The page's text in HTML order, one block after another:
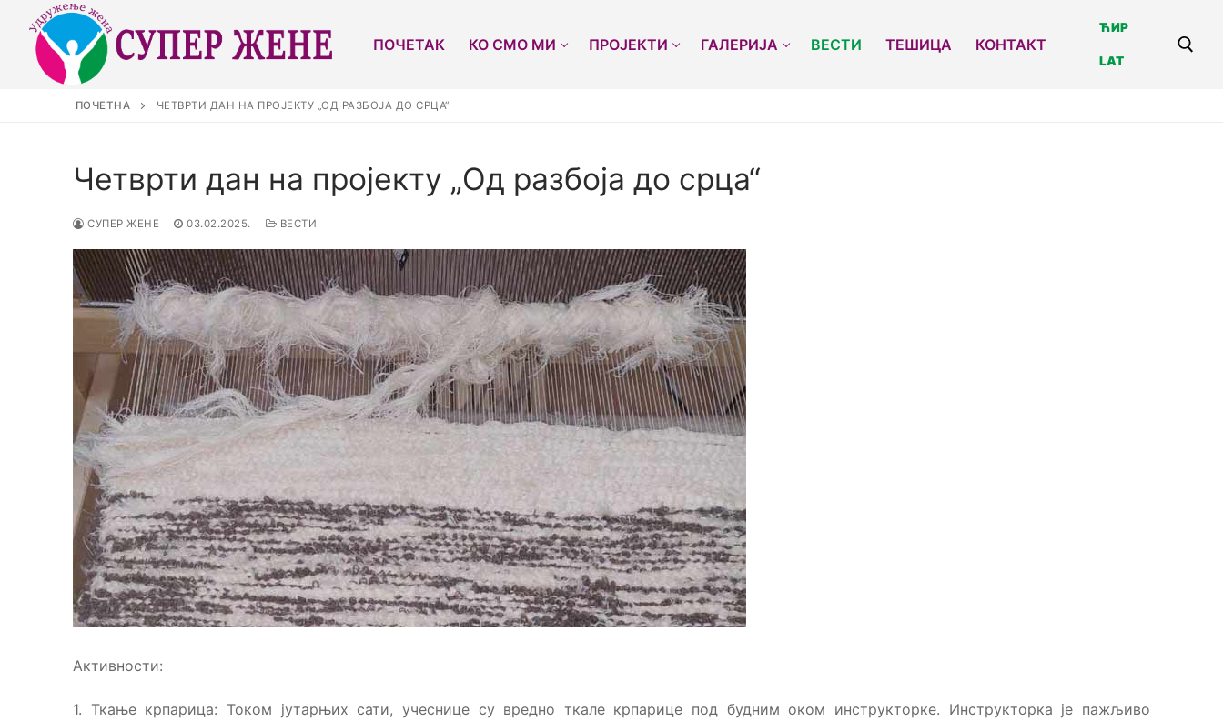
ПОЧЕТАК КО СМО МИ ПРОЈЕКТИ ГАЛЕРИЈА ВЕСТИ ТЕШИЦА КОНТАКТ
ЋИР
LAT
ПОЧЕТНА ЧЕТВРТИ ДАН НА ПРОЈЕКТУ „ОД РАЗБОЈА ДО СРЦА“
Четврти дан на пројекту „Од разбоја до срца“
СУПЕР ЖЕНЕ 03.02.2025. ВЕСТИ
Активности:
1. Ткање крпарица: Током јутарњих сати, учеснице су вредно ткале крпарице под будним оком инструкторке. Инструкторка је пажљиво